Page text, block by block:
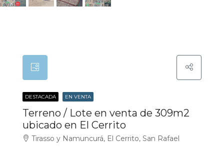
DESTACADA EN VENTA
Terreno / Lote en venta de 309m2
ubicado en El Cerrito
Tirasso y Namuncurá, El Cerrito, San Rafael